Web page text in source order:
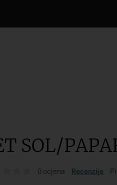
SOL/
0 ocjena Recenzije